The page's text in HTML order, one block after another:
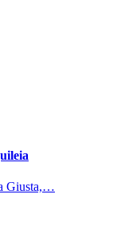
Giusta,…